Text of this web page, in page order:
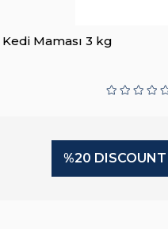
Maması 3 kg
%20 DISCOUNT